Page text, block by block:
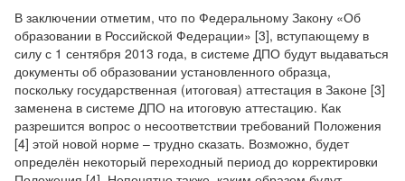
В заключении отметим, что по Федеральному Закону «Об
образовании в Российской Федерации» [3], вступающему в
силу с 1 сентября 2013 года, в системе ДПО будут выдаваться
документы об образовании установленного образца,
поскольку государственная (итоговая) аттестация в Законе [3]
заменена в системе ДПО на итоговую аттестацию. Как
разрешится вопрос о несоответствии требований Положения
[4] этой новой норме – трудно сказать. Возможно, будет
определён некоторый переходный период до корректировки